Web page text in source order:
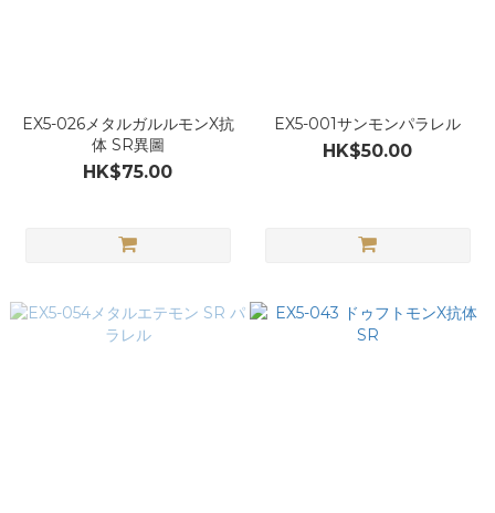
EX5-026メタルガルルモンX抗
体 SR異圖
HK$75.00
EX5-001サンモンパラレル
HK$50.00